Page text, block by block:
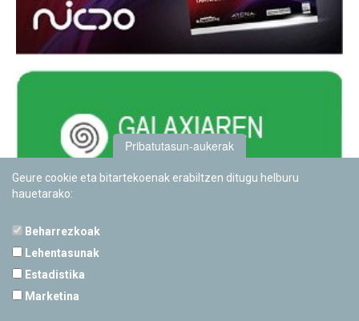
Pribatutasun-aukerak
Geure cookie eta bitartekoenak erabiltzen ditugu helburu
hauetarako:
Beharrezkoak
Lehentasunak
Estadistika
Marketina